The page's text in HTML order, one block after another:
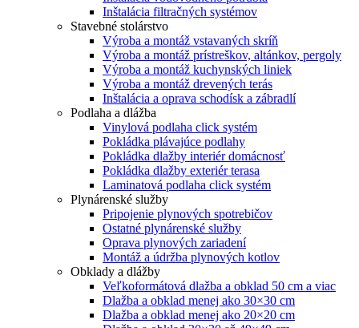
Inštalácia filtračných systémov
Stavebné stolárstvo
Výroba a montáž vstavaných skríň
Výroba a montáž prístreškov, altánkov, pergoly
Výroba a montáž kuchynských liniek
Výroba a montáž drevených terás
Inštalácia a oprava schodísk a zábradlí
Podlaha a dlážba
Vinylová podlaha click systém
Pokládka plávajúce podlahy
Pokládka dlažby interiér domácnosť
Pokládka dlažby exteriér terasa
Laminatová podlaha click systém
Plynárenské služby
Pripojenie plynových spotrebičov
Ostatné plynárenské služby
Oprava plynových zariadení
Montáž a údržba plynových kotlov
Obklady a dlážby
Veľkoformátová dlažba a obklad 50 cm a viac
Dlažba a obklad menej ako 30×30 cm
Dlažba a obklad menej ako 20×20 cm